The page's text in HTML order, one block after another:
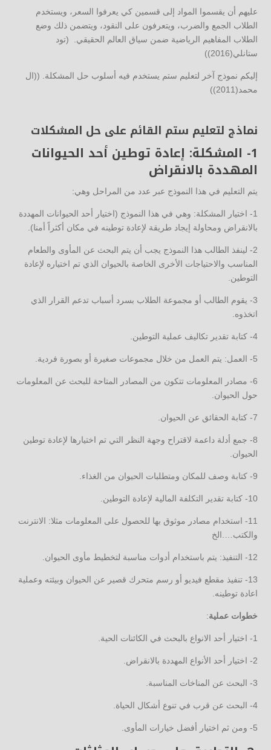
عليهم أن يقسموا المواد إلى قسمين كي يعرفوا السعر، ويستخدم
الطلاب الجمع والضرب، ويتعرفون على النقود، ويتضمن ذلك وضع
الطلاب المفاهيم الرياضية ضمن سياق العالم الحقيقي. (تود
ستانلي(2016))
إليكم نموذج آخر لتعليم ستم يستخدم فيه أسلوب حل المشكلة. ((ال
محمد(2011))
نماذج لتعليم ستم القائم على حل المشكلات
1- المشكلة: إعادة توطين أحد الحيوانات
المهددة بالانقراض
يتم التعليم في هذا النموذج عبر عدد من المراحل وهي:
1- اختيار المشكلة: وهي في هذا النموذج (اختيار أحد الحيوانات المهددة
بالانقراض ومحاولة إيجاد طريقة لإعادة توطينه في مكان أكثراً أمنا).
2- لينفذ الطالب هذا النموذج يجب أن يتم البحث عن المأوى والطعام
المناسب والاحتياجات الأخرى الخاصة بالحيوان الذي تم اختياره لإعادة
التوطين.
3- يقوم الطالب أو مجموعة الطلاب بسرد أسباب تدعم القرار الذي
اتخذوه.
4- كتابة تقدير تكاليف عملية التوطين.
5- العمل: يتم العمل من خلال مجموعات صغيرة أو بصورة فردية.
6- مصادر المعلومات تتكون من المصادر المتاحة للبحث عن المعلومات
حول الحيوان.
7- كتابة الحقائق عن الحيوان.
8- جمع أدلة داعمة لاقتراح وجهة النظر التي تم اختيارها لإعادة توطين
الحيوان.
9- كتابة وصف للمكان ومتطلبات الحيوان من الغذاء.
10- كتابة تقدير التكلفة المالية لإعادة التوطين.
11- استخدام مصادر موثوق بها للحصول على المعلومات مثلا: الانترنت
والكتب….الخ
12- التنفيذ: يتم باستخدام أدوات مناسبة لتخطيط مأوى الحيوان.
13- تنفيذ مقطع فيديو أو رسم متحرك قصير عن الحيوان وبيئته وعملية
اعادة توطينه.
خطوات عملية:
1- اختيار أحد الانواع بالبحث في الكائنات الحية.
2- اختيار أحد الأنواع المهددة بالانقراض.
3- البحث عن المناخات المناسبة.
4- البحث عن قرب في تنوع أشكال الحياة.
5- ومن ثم اختيار أفضل خيارات المأوى.